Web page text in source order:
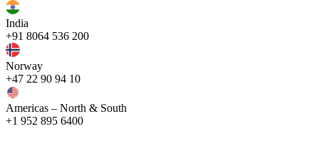
India
+91 8064 536 200
Norway
+47 22 90 94 10
Americas – North & South
+1 952 895 6400